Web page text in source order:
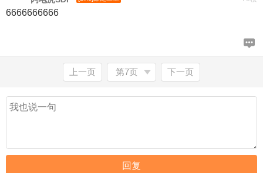
6666666666
上一页 第7页 下一页